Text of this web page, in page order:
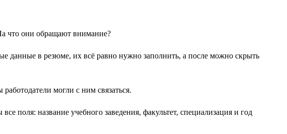
что они обращают внимание?
данные в резюме, их всё равно нужно заполнить, а после можно скрыть
могли с ним связаться.
поля: название учебного заведения, факультет, специализация и год